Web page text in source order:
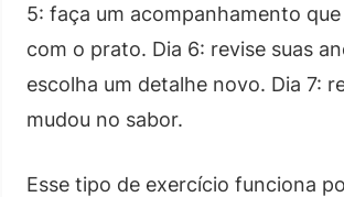
5: faça um acompanhamento
com o prato. Dia 6: revise suas
escolha um detalhe novo. Dia 7:
mudou no sabor.
Esse tipo de exercício funciona